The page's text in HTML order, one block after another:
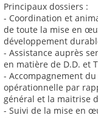
Principaux dossiers :
- Coordination et
de toute la mise en
développement
- Assistance auprès
en matière de D.D. et
- Accompagnement
opérationnelle par
général et la maitrise
- Suivi de la mise en